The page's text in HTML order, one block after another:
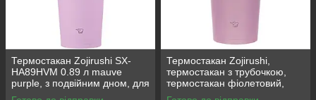
Термостакан Zojirushi SX-
HA89HVM 0.89 л mauve
purple, з подвійним дном, для
гарячих і холодних напоїв,
Термостакан Zojirushi,
термостакан з трубочкою,
термостакан фіолетовий,
термостакан з вакуумною